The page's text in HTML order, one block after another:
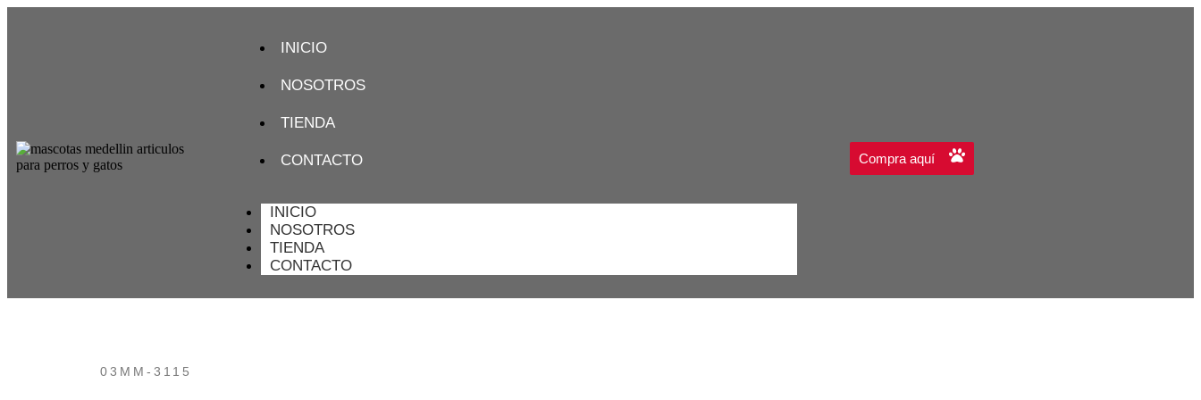
INICIO
NOSOTROS
TIENDA
CONTACTO
INICIO
NOSOTROS
TIENDA
CONTACTO
Compra aquí
03MM-3115